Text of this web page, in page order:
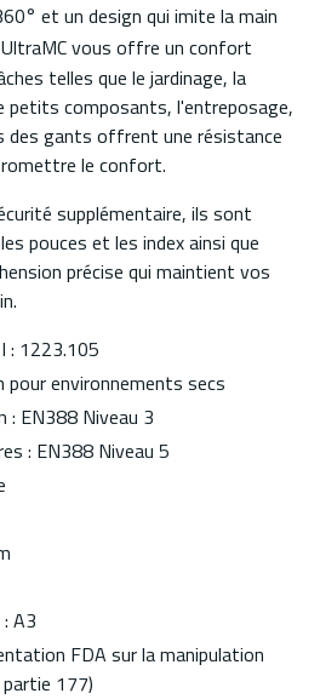
et un design qui imite la main
UltraMC vous offre un confort
telles que le jardinage, la
petits composants, l'entreposage,
des gants offrent une résistance
le confort.
supplémentaire, ils sont
pouces et les index ainsi que
précise qui maintient vos
: 1223.105
environnements secs
: EN388 Niveau 3
: EN388 Niveau 5
A3
FDA sur la manipulation
177)